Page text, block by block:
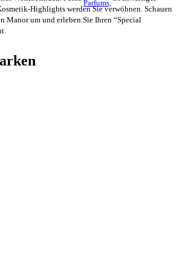
Parfums,
Highlights werden Sie verwöhnen. Schauen
Manor um und erleben Sie Ihren “Special